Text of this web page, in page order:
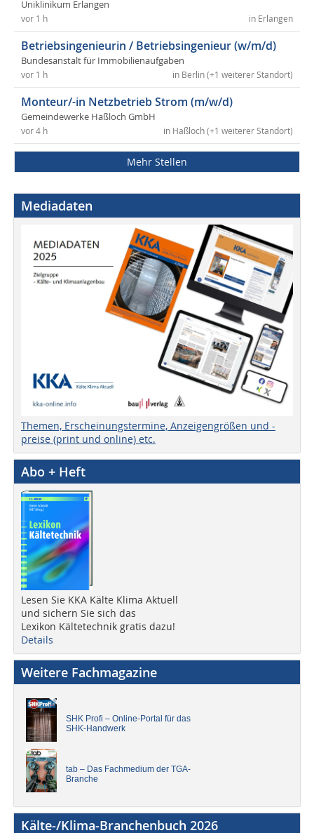
Uniklinikum Erlangen
in Erlangen
vor 1 h
Betriebsingenieurin / Betriebsingenieur (w/m/d)
Bundesanstalt für Immobilienaufgaben
in Berlin (+1 weiterer Standort)
vor 1 h
Monteur/-in Netzbetrieb Strom (m/w/d)
Gemeindewerke Haßloch GmbH
in Haßloch (+1 weiterer Standort)
vor 4 h
Mehr Stellen
Mediadaten
Themen, Erscheinungstermine, Anzeigengrößen und -
preise (print und online) etc.
Abo + Heft
Lesen Sie KKA Kälte Klima Aktuell
und sichern Sie sich das
Lexikon Kältetechnik gratis dazu!
Details
Weitere Fachmagazine
SHK Profi – Online-Portal für das
SHK-Handwerk
tab – Das Fachmedium der TGA-
Branche
Kälte-/Klima-Branchenbuch 2026